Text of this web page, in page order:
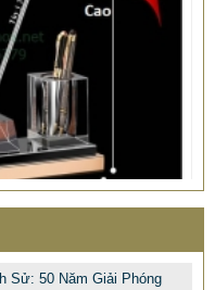
LẠ, SANG TRỌNG -
CAO CẤP
Sử: 50 Năm Giải Phóng